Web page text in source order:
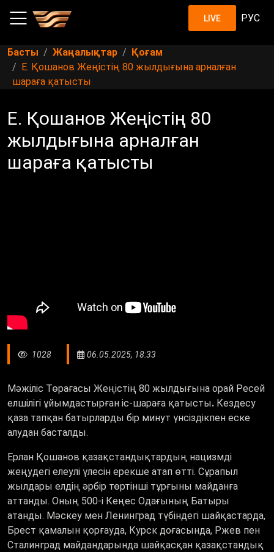
LIVE РУС
Басты Жаңалықтар
Қоғам
Е. Қошанов Жеңістің 80 жылдығына арналған
шараға қатысты
Е. Қошанов Жеңістің 80
жылдығына арналған
шараға қатысты
1028 06.05.2025, 18:33
Мәжіліс Төрағасы Жеңістің 80 жылдығына орай Ресей
елшілігі ұйымдастырған іс-шараға қатысты. Кездесу
қаза тапқан батырларды бір минут үнсіздікпен еске
алудан басталды.
Ерлан Қошанов қазақстандықтардың нацизмді
жеңудегі елеулі үлесін ерекше атап өтті. Сұрапыл
жылдары елдің әрбір төртінші тұрғыны майданға
аттанды. Оның 500-і Кеңес Одағының Батыры
атанды. Мәскеу мен Ленинград түбіндегі шайқастарда,
Брест қамалын қорғауда, Курск доғасында, Ржев пен
Сталинград майдандарында шайқасқан қазақстандық